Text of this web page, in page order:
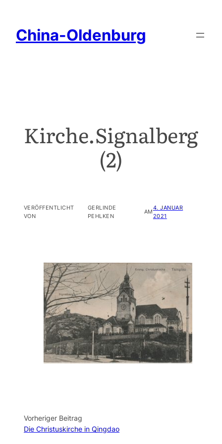
China-Oldenburg
Kirche.Signalberg
(2)
VERÖFFENTLICHT
VON
GERLINDE
PEHLKEN
AM
4. JANUAR
2021
Vorheriger Beitrag
Die Christuskirche in Qingdao